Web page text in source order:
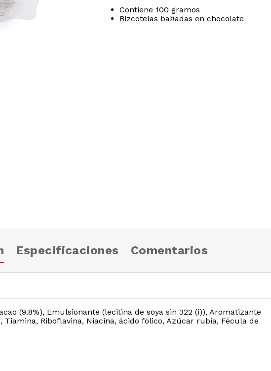
Contiene 100 gramos
Bizcotelas ba¤adas en chocolate
Especificaciones Comentarios
(9.8%), Emulsionante (lecitina de soya sin 322 (i)), Aromatizante
Riboflavina, Niacina, ácido fólico, Azúcar rubia, Fécula de